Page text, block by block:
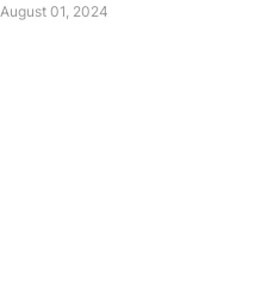
August 01, 2024